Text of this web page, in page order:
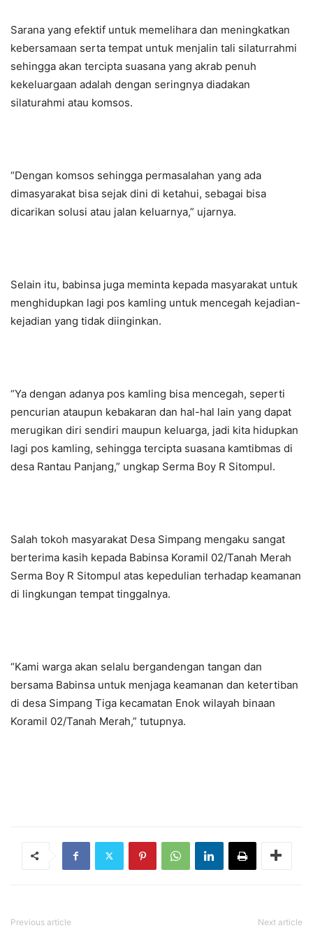
Sarana yang efektif untuk memelihara dan meningkatkan
kebersamaan serta tempat untuk menjalin tali silaturrahmi
sehingga akan tercipta suasana yang akrab penuh
kekeluargaan adalah dengan seringnya diadakan
silaturahmi atau komsos.
“Dengan komsos sehingga permasalahan yang ada
dimasyarakat bisa sejak dini di ketahui, sebagai bisa
dicarikan solusi atau jalan keluarnya,” ujarnya.
Selain itu, babinsa juga meminta kepada masyarakat untuk
menghidupkan lagi pos kamling untuk mencegah kejadian-
kejadian yang tidak diinginkan.
“Ya dengan adanya pos kamling bisa mencegah, seperti
pencurian ataupun kebakaran dan hal-hal lain yang dapat
merugikan diri sendiri maupun keluarga, jadi kita hidupkan
lagi pos kamling, sehingga tercipta suasana kamtibmas di
desa Rantau Panjang,” ungkap Serma Boy R Sitompul.
Salah tokoh masyarakat Desa Simpang mengaku sangat
berterima kasih kepada Babinsa Koramil 02/Tanah Merah
Serma Boy R Sitompul atas kepedulian terhadap keamanan
di lingkungan tempat tinggalnya.
“Kami warga akan selalu bergandengan tangan dan
bersama Babinsa untuk menjaga keamanan dan ketertiban
di desa Simpang Tiga kecamatan Enok wilayah binaan
Koramil 02/Tanah Merah,” tutupnya.
Previous article Next article